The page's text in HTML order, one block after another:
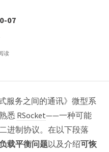
07
读
服务之间的通讯》微型系
悉 RSocket——一种可能
进制协议。在以下段落
载平衡问题以及介绍可恢